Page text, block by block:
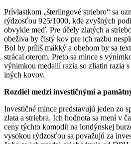
Prívlastkom „šterlingové striebro“ sa
rýdzosťou 925/1000, kde zvyšných
obvykle meď. Pre účely zlatých a
obeživa by čistý kov pre ich razbu
Bol by príliš mäkký a obehom by sa
strácal oterom. Preto sa mince s
výnimkou medailí razia so zliatin razia
iných kovov.
Rozdiel medzi investičnými a
Investičné mince predstavujú jeden zo
zlata a striebra. Ich hodnota sa mení v
ceny týchto komodít na londýnskej
vysokou rýdzosťou sa považujú za